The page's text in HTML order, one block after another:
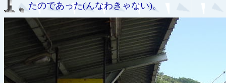
たのであった(んなわきゃない)。